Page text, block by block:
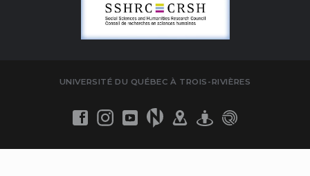
UNIVERSITÉ DU QUÉBEC À TROIS-RIVIÈRES